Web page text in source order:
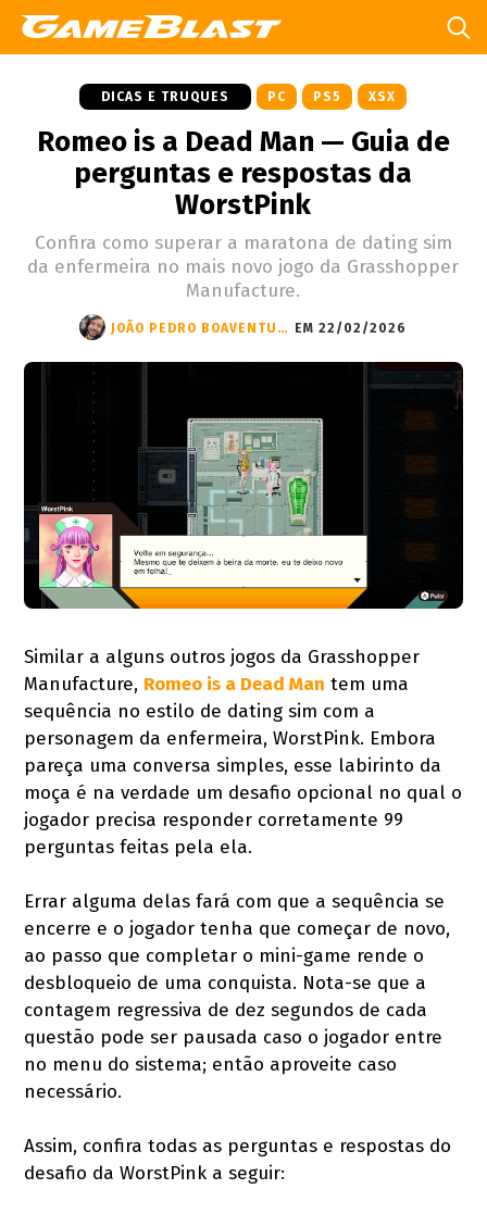
DICAS E TRUQUES PC PS5 XSX
Romeo is a Dead Man — Guia de
perguntas e respostas da
WorstPink
Confira como superar a maratona de dating sim
da enfermeira no mais novo jogo da Grasshopper
Manufacture.
JOÃO PEDRO BOAVENTURA EM 22/02/2026
Similar a alguns outros jogos da Grasshopper
Manufacture, Romeo is a Dead Man tem uma
sequência no estilo de dating sim com a
personagem da enfermeira, WorstPink. Embora
pareça uma conversa simples, esse labirinto da
moça é na verdade um desafio opcional no qual o
jogador precisa responder corretamente 99
perguntas feitas pela ela.
Errar alguma delas fará com que a sequência se
encerre e o jogador tenha que começar de novo,
ao passo que completar o mini-game rende o
desbloqueio de uma conquista. Nota-se que a
contagem regressiva de dez segundos de cada
questão pode ser pausada caso o jogador entre
no menu do sistema; então aproveite caso
necessário.
Assim, confira todas as perguntas e respostas do
desafio da WorstPink a seguir: